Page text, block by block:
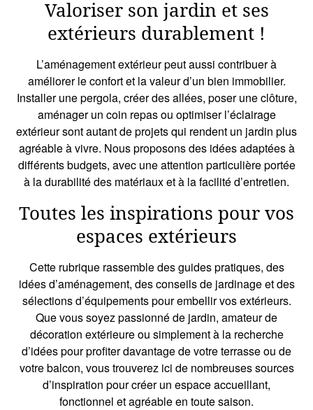
Valoriser son jardin et ses
extérieurs durablement !
L’aménagement extérieur peut aussi contribuer à
améliorer le confort et la valeur d’un bien immobilier.
Installer une pergola, créer des allées, poser une clôture,
aménager un coin repas ou optimiser l’éclairage
extérieur sont autant de projets qui rendent un jardin plus
agréable à vivre. Nous proposons des idées adaptées à
différents budgets, avec une attention particulière portée
à la durabilité des matériaux et à la facilité d’entretien.
Toutes les inspirations pour vos
espaces extérieurs
Cette rubrique rassemble des guides pratiques, des
idées d’aménagement, des conseils de jardinage et des
sélections d’équipements pour embellir vos extérieurs.
Que vous soyez passionné de jardin, amateur de
décoration extérieure ou simplement à la recherche
d’idées pour profiter davantage de votre terrasse ou de
votre balcon, vous trouverez ici de nombreuses sources
d’inspiration pour créer un espace accueillant,
fonctionnel et agréable en toute saison.